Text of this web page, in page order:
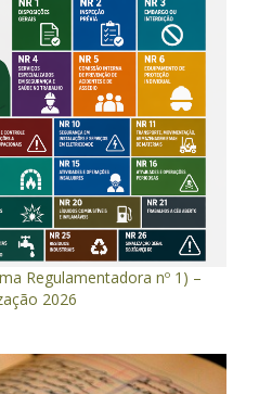
Regulamentadora nº 1) –
2026